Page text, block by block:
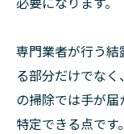
専門業者が行う
る部分だけでな
の掃除では手が
特定できる点で